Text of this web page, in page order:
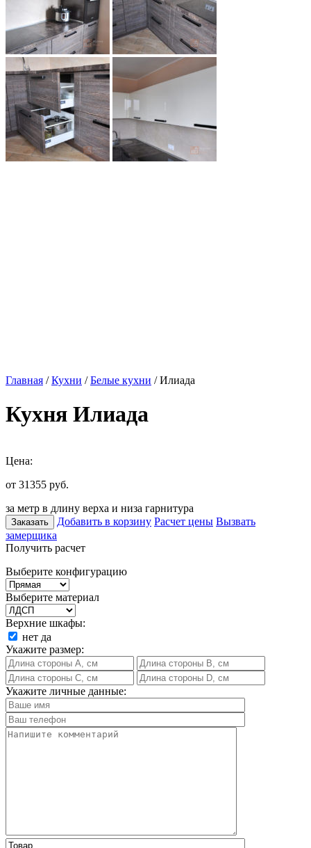
Главная /Кухни /Белые кухни / Илиада
Кухня Илиада
Цена:
от 31355 руб.
за метр в длину верха и низа гарнитура
Заказать Добавить в корзину Расчет цены Вызвать
замерщика
Получить расчет
Выберите конфигурацию
Выберите материал
Верхние шкафы:
нет да
Укажите размер:
Укажите личные данные: